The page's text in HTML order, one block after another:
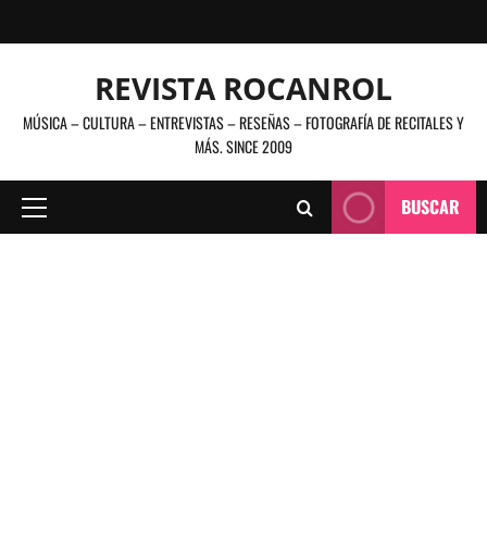
al
REVISTA ROCANROL
MÚSICA – CULTURA – ENTREVISTAS – RESEÑAS – FOTOGRAFÍA DE RECITALES Y
MÁS. SINCE 2009
Menú
BUSCAR